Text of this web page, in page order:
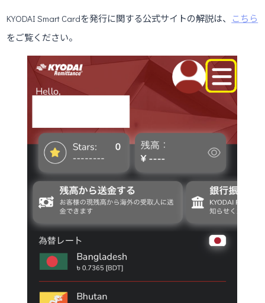
KYODAI Smart Cardを発行に関する公式サイトの解説は、
こちら
をご覧ください。